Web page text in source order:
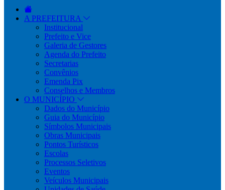
A PREFEITURA
Institucional
Prefeito e Vice
Galeria de Gestores
Agenda do Prefeito
Secretarias
Convênios
Emenda Pix
Conselhos e Membros
O MUNICÍPIO
Dados do Município
Guia do Município
Símbolos Municipais
Obras Municipais
Pontos Turísticos
Escolas
Processos Seletivos
Eventos
Veículos Municipais